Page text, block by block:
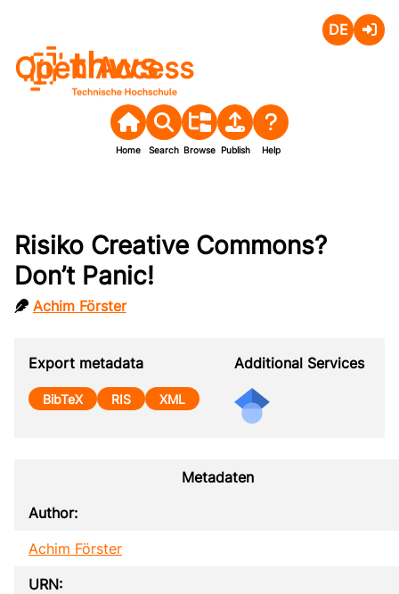
Open Access
Home Search Browse Publish Help
Risiko Creative Commons?
Don’t Panic!
Achim Förster
Export metadata
BibTeX RIS XML
Additional Services
Metadaten
Author:
Achim Förster
URN: